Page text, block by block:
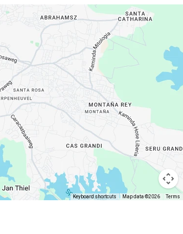
Keyboard shortcuts Map data ©2026 Terms